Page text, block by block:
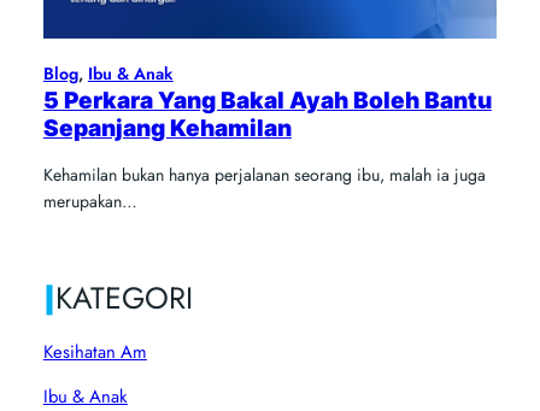
Blog, Ibu & Anak
5 Perkara Yang Bakal Ayah Boleh Bantu
Sepanjang Kehamilan
Kehamilan bukan hanya perjalanan seorang ibu, malah ia juga
merupakan…
|KATEGORI
Kesihatan Am
Ibu & Anak